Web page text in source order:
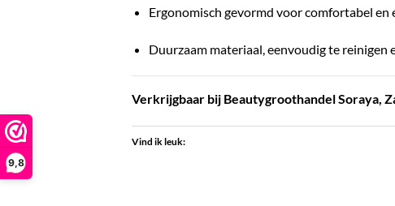
9,8
Ergonomisch gevormd voor comfortabel en
Duurzaam materiaal, eenvoudig te reinigen
Verkrijgbaar bij Beautygroothandel Soraya,
Vind ik leuk: